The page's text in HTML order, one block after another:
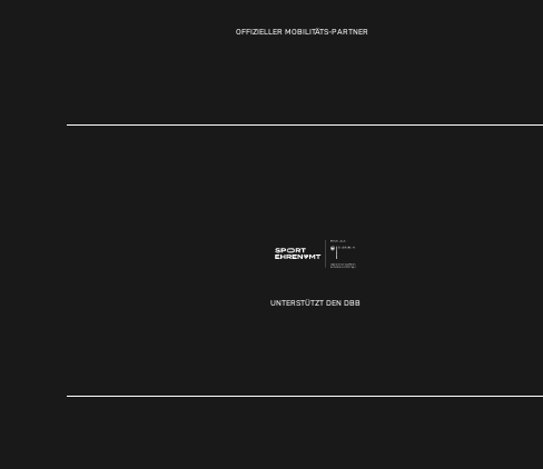
OFFIZIELLER MOBILITÄTS-PARTNER
UNTERSTÜTZT DEN DBB